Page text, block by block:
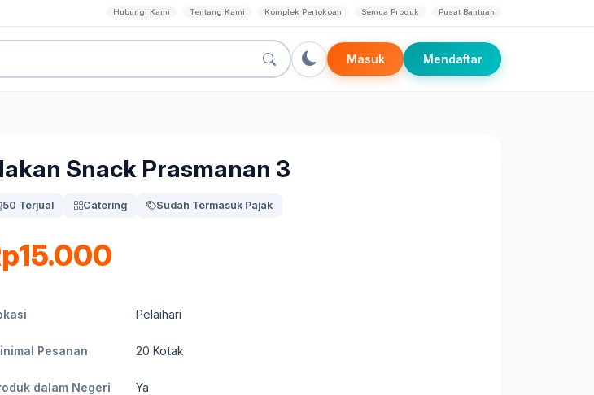
Hubungi Kami Tentang Kami Komplek Pertokoan Semua Produk Pusat Bantuan
Masuk Mendaftar
Snack Prasmanan 3
50 Terjual Catering Sudah Termasuk Pajak
Pelaihari
Pesanan 20 Kotak
dalam Negeri Ya